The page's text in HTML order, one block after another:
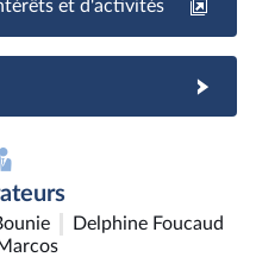
et d'activités
Delphine Foucaud